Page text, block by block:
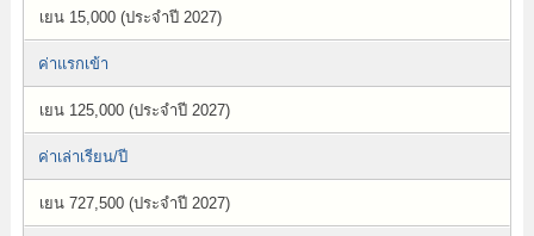
เยน 15,000 (ประจำปี 2027)
ค่าแรกเข้า
เยน 125,000 (ประจำปี 2027)
ค่าเล่าเรียน/ปี
เยน 727,500 (ประจำปี 2027)